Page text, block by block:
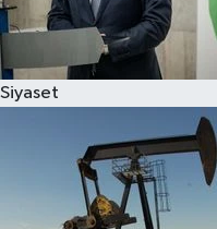
Siyaset
Spor
Çocuk
Eğitim